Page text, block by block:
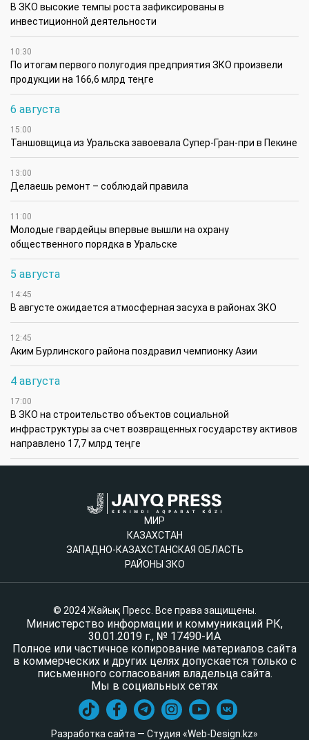
В ЗКО высокие темпы роста зафиксированы в
инвестиционной деятельности
10:30
По итогам первого полугодия предприятия ЗКО произвели
продукции на 166,6 млрд теңге
6 августа
15:00
Таншовщица из Уральска завоевала Супер-Гран-при в Пекине
13:00
Делаешь ремонт – соблюдай правила
11:00
Молодые гвардейцы впервые вышли на охрану
общественного порядка в Уральске
5 августа
14:45
В августе ожидается атмосферная засуха в районах ЗКО
12:45
Аким Бурлинского района поздравил чемпионку Азии
4 августа
17:00
В ЗКО на строительство объектов социальной
инфраструктуры за счет возвращенных государству активов
направлено 17,7 млрд теңге
МИР
КАЗАХСТАН
ЗАПАДНО-КАЗАХСТАНСКАЯ ОБЛАСТЬ
РАЙОНЫ ЗКО
© 2024 Жайық Пресс. Все права защищены.
Министерство информации и коммуникаций РК,
30.01.2019 г., № 17490-ИА
Полное или частичное копирование материалов сайта
в коммерческих и других целях допускается только с
письменного согласования владельца сайта.
Мы в социальных сетях
Разработка сайта — Студия «Web-Design.kz»